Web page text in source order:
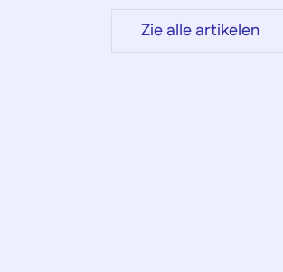
Zie alle artikelen